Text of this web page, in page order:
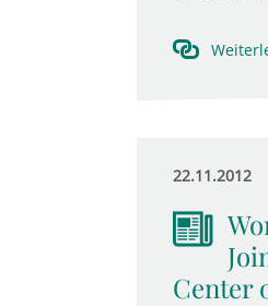
22.11.2012
Center